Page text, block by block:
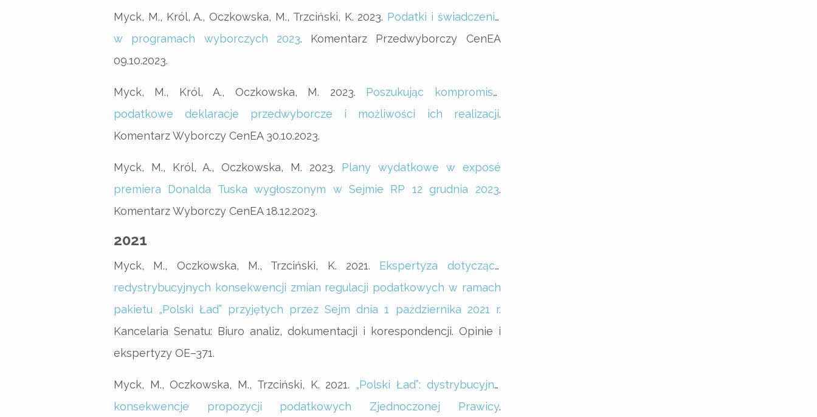
Myck, M., Król, A., Oczkowska, M., Trzciński, K. 2023. Podatki i świadczenia
w programach wyborczych 2023. Komentarz Przedwyborczy CenEA
09.10.2023.
Myck, M., Król, A., Oczkowska, M. 2023. Poszukując kompromisu:
podatkowe deklaracje przedwyborcze i możliwości ich realizacji.
Komentarz Wyborczy CenEA 30.10.2023.
Myck, M., Król, A., Oczkowska, M. 2023. Plany wydatkowe w exposé
premiera Donalda Tuska wygłoszonym w Sejmie RP 12 grudnia 2023.
Komentarz Wyborczy CenEA 18.12.2023.
2021
Myck, M., Oczkowska, M., Trzciński, K. 2021. Ekspertyza dotycząca
redystrybucyjnych konsekwencji zmian regulacji podatkowych w ramach
pakietu „Polski Ład” przyjętych przez Sejm dnia 1 października 2021 r.
Kancelaria Senatu: Biuro analiz, dokumentacji i korespondencji. Opinie i
ekspertyzy OE–371.
Myck, M., Oczkowska, M., Trzciński, K. 2021. „Polski Ład”: dystrybucyjne
konsekwencje propozycji podatkowych Zjednoczonej Prawicy.